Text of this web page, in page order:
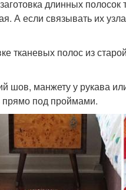
длинных
А если связывать их
тканевых полос из
манжету у рукава
прямо под проймами.